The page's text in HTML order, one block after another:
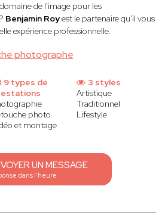
photographe
de l'image pour les
Benjamin Royest le partenaire qu'il vous
expérience professionnelle.
9 types de
photo
et montage
3 styles
Artistique
Traditionnel
Lifestyle
UN MESSAGE
dans l'heure